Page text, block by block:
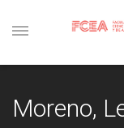
Moreno,